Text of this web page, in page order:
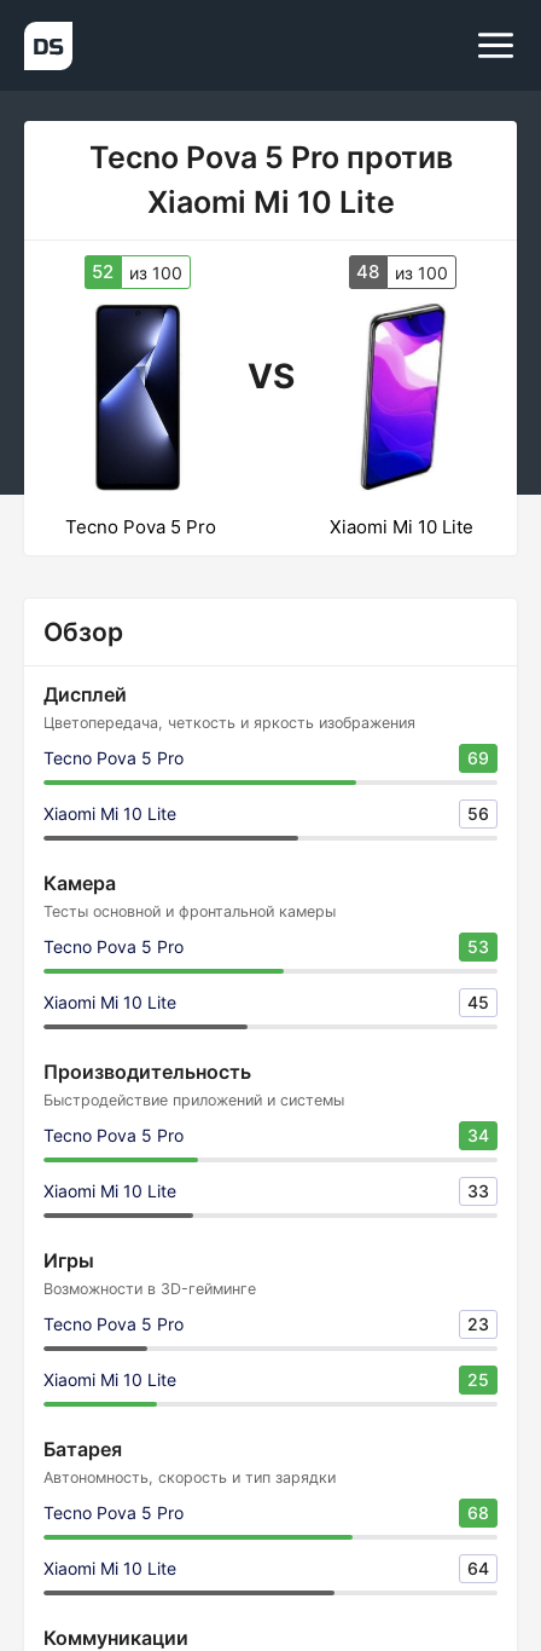
Tecno Pova 5 Pro против
Xiaomi Mi 10 Lite
52 из 100
VS
48 из 100
Tecno Pova 5 Pro Xiaomi Mi 10 Lite
Обзор
Дисплей
Цветопередача, четкость и яркость изображения
Tecno Pova 5 Pro 69
Xiaomi Mi 10 Lite 56
Камера
Тесты основной и фронтальной камеры
Tecno Pova 5 Pro 53
Xiaomi Mi 10 Lite 45
Производительность
Быстродействие приложений и системы
Tecno Pova 5 Pro 34
Xiaomi Mi 10 Lite 33
Игры
Возможности в 3D-гейминге
Tecno Pova 5 Pro 23
Xiaomi Mi 10 Lite 25
Батарея
Автономность, скорость и тип зарядки
Tecno Pova 5 Pro 68
Xiaomi Mi 10 Lite 64
Коммуникации